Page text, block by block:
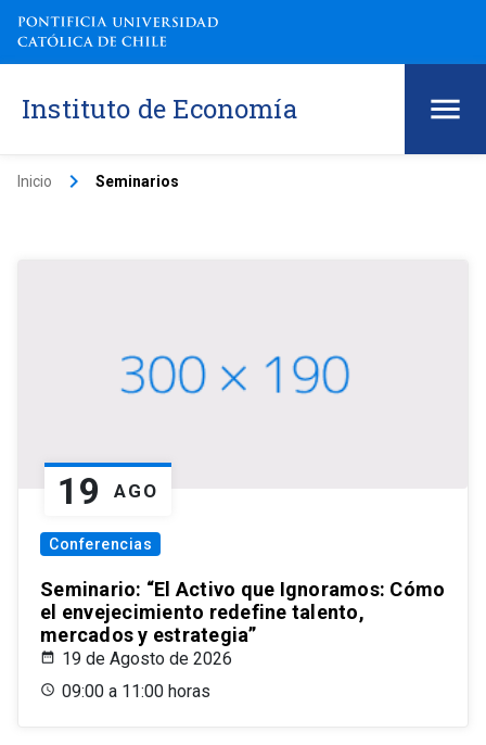
Instituto de Economía
Inicio keyboard_arrow_right Seminarios
19 AGO
Conferencias
Seminario: “El Activo que Ignoramos: Cómo
el envejecimiento redefine talento,
mercados y estrategia”
19 de Agosto de 2026
09:00 a 11:00 horas